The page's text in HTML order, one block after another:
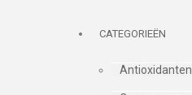
CATEGORIEËN
Antioxidanten